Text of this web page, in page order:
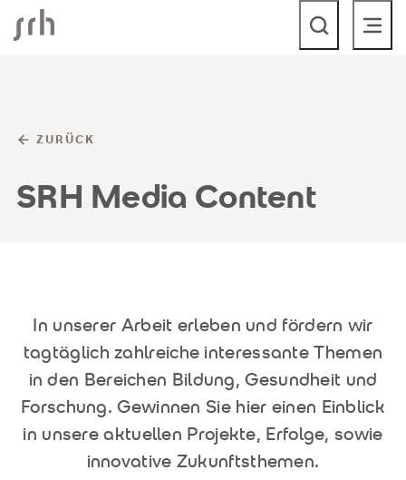
SRH Corporate
ZURÜCK
SRH Media Content
In unserer Arbeit erleben und fördern wir
tagtäglich zahlreiche interessante Themen
in den Bereichen Bildung, Gesundheit und
Forschung. Gewinnen Sie hier einen Einblick
in unsere aktuellen Projekte, Erfolge, sowie
innovative Zukunftsthemen.